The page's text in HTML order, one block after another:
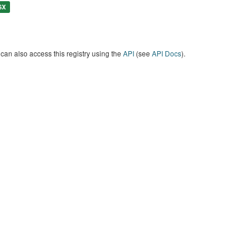
also access this registry using the API (see API Docs).